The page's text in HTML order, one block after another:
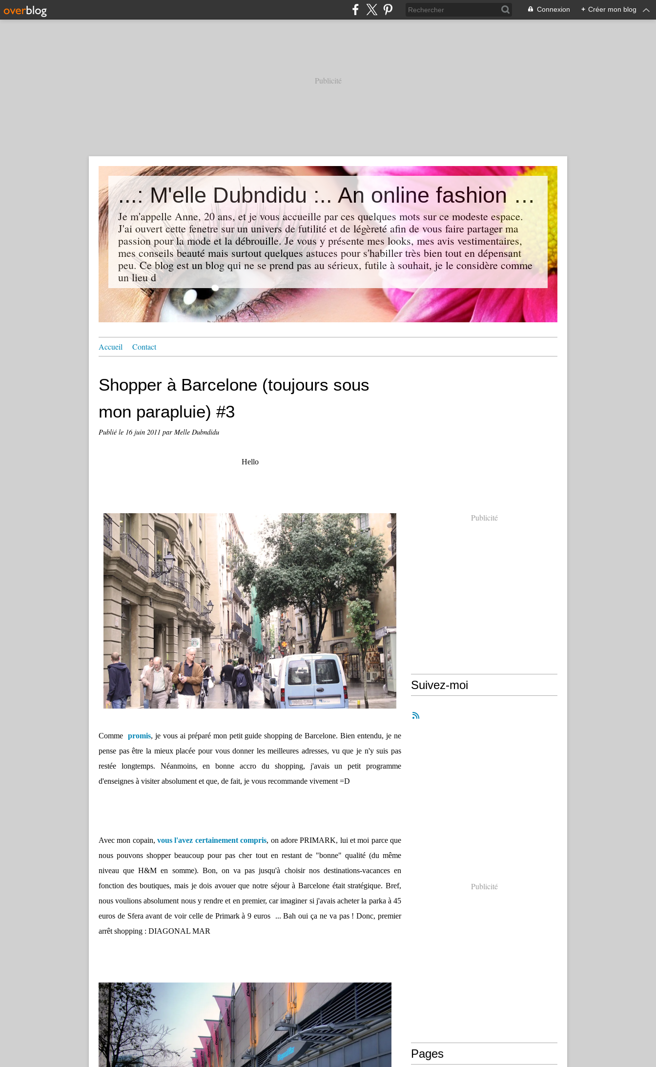
Connexion + Créer mon blog
Publicité
...: M'elle Dubndidu :.. An online fashion blog by Anne
Je m'appelle Anne, 20 ans, et je vous accueille par ces quelques mots sur ce modeste espace.
J'ai ouvert cette fenetre sur un univers de futilité et de légèreté afin de vous faire partager ma
passion pour la mode et la débrouille. Je vous y présente mes looks, mes avis vestimentaires,
mes conseils beauté mais surtout quelques astuces pour s'habiller très bien tout en dépensant
peu. Ce blog est un blog qui ne se prend pas au sérieux, futile à souhait, je le considère comme
un lieu d
Accueil Contact
Shopper à Barcelone (toujours sous
mon parapluie) #3
Publié le 16 juin 2011 par Melle Dubndidu
Hello
Comme promis, je vous ai préparé mon petit guide shopping de Barcelone. Bien entendu, je ne
pense pas être la mieux placée pour vous donner les meilleures adresses, vu que je n'y suis pas
restée longtemps. Néanmoins, en bonne accro du shopping, j'avais un petit programme
d'enseignes à visiter absolument et que, de fait, je vous recommande vivement =D
Avec mon copain,vous l'avez certainement compris, on adore PRIMARK, lui et moi parce que
nous pouvons shopper beaucoup pour pas cher tout en restant de "bonne" qualité (du même
niveau que H&M en somme). Bon, on va pas jusqu'à choisir nos destinations-vacances en
fonction des boutiques, mais je dois avouer que notre séjour à Barcelone était stratégique. Bref,
nous voulions absolument nous y rendre et en premier, car imaginer si j'avais acheter la parka à 45
euros de Sfera avant de voir celle de Primark à 9 euros ... Bah oui ça ne va pas ! Donc, premier
arrêt shopping : DIAGONAL MAR
Publicité
Suivez-moi
Publicité
Pages